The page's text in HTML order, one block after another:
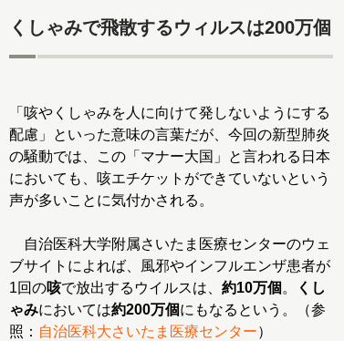
くしゃみで飛散するウィルスは200万個
「咳やくしゃみを人に向けて発しないようにする
配慮」といった意味の言葉だが、今回の新型肺炎
の騒動では、この「マナー大国」と言われる日本
においても、咳エチケットができていないという
声が多いことに気付かされる。
自治医科大学附属さいたま医療センターのウェ
ブサイトによれば、風邪やインフルエンザ患者が
1回の咳で放出するウイルスは、 約10万個 。
くし
ゃみにおいては約200万個にもなるという。（参
照： 自治医科大さいたま医療センター）